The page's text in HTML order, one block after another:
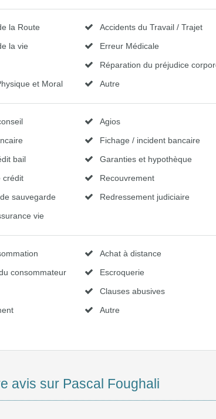
la Route
la vie
et Moral
Accidents du Travail / Trajet
Erreur Médicale
Réparation du préjudice
Autre
bail
crédit
sauvegarde
vie
Agios
Fichage / incident bancaire
Garanties et hypothèque
Recouvrement
Redressement judiciaire
consommateur
Achat à distance
Escroquerie
Clauses abusives
Autre
avis sur Pascal Foughali